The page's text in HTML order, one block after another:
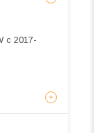
с 2017-